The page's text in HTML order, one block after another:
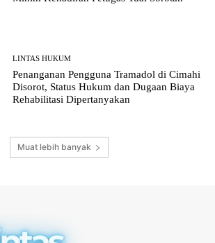
LINTAS HUKUM
Penanganan Pengguna Tramadol di Cimahi
Disorot, Status Hukum dan Dugaan Biaya
Rehabilitasi Dipertanyakan
Muat lebih banyak